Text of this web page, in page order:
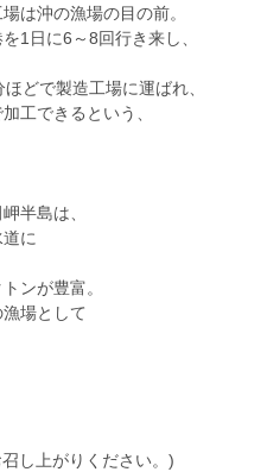
は沖の漁場の目の前。
1日に6～8回行き来し、
どで製造工場に運ばれ、
工できるという、
半島は、
に
ンが豊富。
場として
し上がりください。)